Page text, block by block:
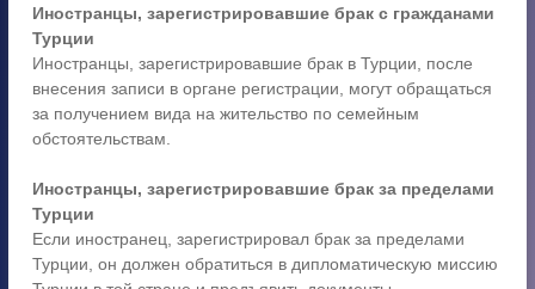
Иностранцы, зарегистрировавшие брак с гражданами
Турции
Иностранцы, зарегистрировавшие брак в Турции, после
внесения записи в органе регистрации, могут обращаться
за получением вида на жительство по семейным
обстоятельствам.
Иностранцы, зарегистрировавшие брак за пределами
Турции
Если иностранец, зарегистрировал брак за пределами
Турции, он должен обратиться в дипломатическую миссию